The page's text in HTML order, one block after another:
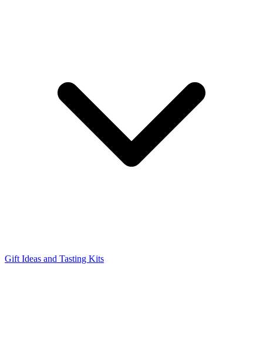
Gift Ideas and Tasting Kits